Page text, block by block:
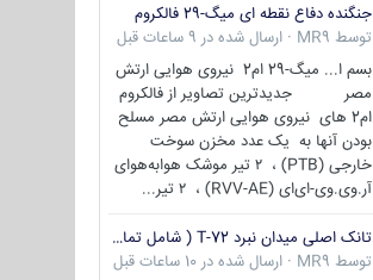
جنگنده دفاع نقطه ای میگ-29 فالکروم
توسط MR9
· ارسال شده در 9 ساعات قبل
بسم ا... میگ-29 ام2 نیروی هوایی ارتش
مصر جدیدترین تصاویر از فالکروم
ام2 های نیروی هوایی ارتش مصر مسلح
بودن آنها به یک عدد مخزن سوخت
خارجی (PTB) ، ۲ تیر موشک هوابه‌هوای
آر.وی.وی-ای‌ای (RVV-AE) ، ۲ تیر...
تانک اصلی میدان نبرد T-72 ( شامل تمامی گونه ها )
توسط MR9
· ارسال شده در 10 ساعات قبل